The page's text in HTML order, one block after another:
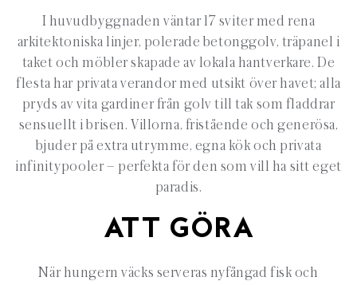
I huvudbyggnaden väntar 17 sviter med rena
arkitektoniska linjer, polerade betonggolv, träpanel i
taket och möbler skapade av lokala hantverkare. De
flesta har privata verandor med utsikt över havet; alla
pryds av vita gardiner från golv till tak som fladdrar
sensuellt i brisen. Villorna, fristående och generösa,
bjuder på extra utrymme, egna kök och privata
infinitypooler – perfekta för den som vill ha sitt eget
paradis.
ATT GÖRA
När hungern väcks serveras nyfångad fisk och